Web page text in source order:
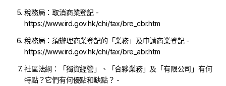
稅務局：取消商業登記 -
https://www.ird.gov.hk/chi/tax/bre_cbr.htm
稅務局：須辦理商業登記的「業務」及申請商業登記 -
https://www.ird.gov.hk/chi/tax/bre_abr.htm
社區法網：「獨資經營」、「合夥業務」及「有限公司」有何
特點？它們有何優點和缺點？ -